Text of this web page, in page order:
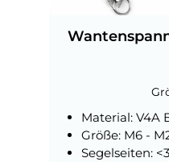
Material: V4A
Größe: M6 -
Segelseiten: